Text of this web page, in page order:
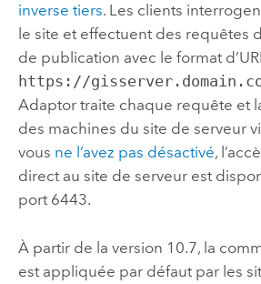
inverse tiers. Les clients
le site et effectuent des requêtes
de publication avec le format
https://
Adaptor traite chaque requête et
des machines du site de serveur
vous ne l’avez pas désactivé,
direct au site de serveur est
port 6443.
À partir de la version 10.7, la
est appliquée par défaut par les